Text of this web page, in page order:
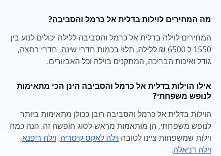
מה המחירים לוילות בדלית אל כרמל והסביבה?
המחירים לוילה בדלית אל כרמל והסביבה ללילה יכולים לנוע בין
1550 ל 6500 ₪ ללילה, תלוי בכמות חדרי שינה, חדרי רחצה,
גודל ואיכות הבריכה, המתקנים בוילה וכל האבזורים.
אילו הוילות בדלית אל כרמל והסביבה הינן הכי מתאימות
לנופש משפחתי?
הוילות בדלית אל כרמל והסביבה רובן ככולן מתאימות ביותר
לנופש משפחתי, הן מותאמות מראש לסוג חופשה זה. הנה כמה
וילות שמשפחות ציינו לטובה וילה לאקס קיסריה, וילה ריפנא,
וילה דניאלה.